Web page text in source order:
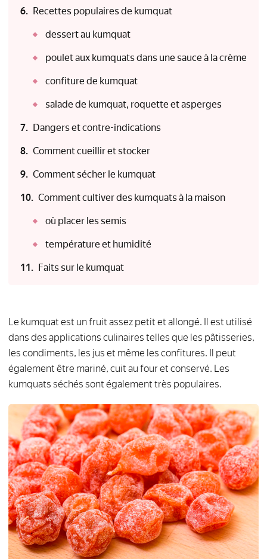
Recettes populaires de kumquat
dessert au kumquat
poulet aux kumquats dans une sauce à la crème
confiture de kumquat
salade de kumquat, roquette et asperges
Dangers et contre-indications
Comment cueillir et stocker
Comment sécher le kumquat
Comment cultiver des kumquats à la maison
où placer les semis
température et humidité
Faits sur le kumquat
Le kumquat est un fruit assez petit et allongé. Il est utilisé
dans des applications culinaires telles que les pâtisseries,
les condiments, les jus et même les confitures. Il peut
également être mariné, cuit au four et conservé. Les
kumquats séchés sont également très populaires.